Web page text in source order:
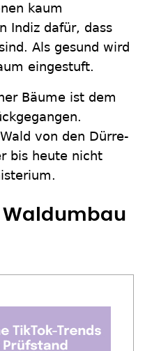
kaum
Indiz dafür, dass
Als gesund wird
eingestuft.
Bäume ist dem
von den Dürre-
bis heute nicht
Waldumbau